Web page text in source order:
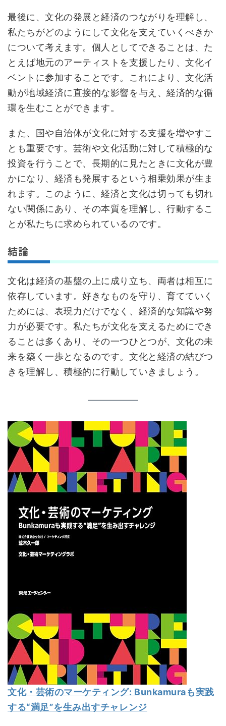
最後に、文化の発展と経済のつながりを理解し、
私たちがどのようにして文化を支えていくべきか
について考えます。個人としてできることは、た
とえば地元のアーティストを支援したり、文化イ
ベントに参加することです。これにより、文化活
動が地域経済に直接的な影響を与え、経済的な循
環を生むことができます。
また、国や自治体が文化に対する支援を増やすこ
とも重要です。芸術や文化活動に対して積極的な
投資を行うことで、長期的に見たときに文化が豊
かになり、経済も発展するという相乗効果が生ま
れます。このように、経済と文化は切っても切れ
ない関係にあり、その本質を理解し、行動するこ
とが私たちに求められているのです。
結論
文化は経済の基盤の上に成り立ち、両者は相互に
依存しています。好きなものを守り、育てていく
ためには、表現力だけでなく、経済的な知識や努
力が必要です。私たちが文化を支えるためにでき
ることは多くあり、その一つひとつが、文化の未
来を築く一歩となるのです。文化と経済の結びつ
きを理解し、積極的に行動していきましょう。
文化・芸術のマーケティング: Bunkamuraも実践
する“満足”を生み出すチャレンジ